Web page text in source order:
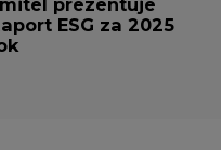
prezentuje
ESG za 2025